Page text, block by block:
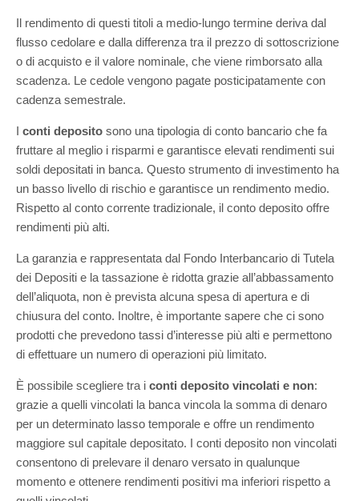
Il rendimento di questi titoli a medio-lungo termine deriva dal
flusso cedolare e dalla differenza tra il prezzo di sottoscrizione
o di acquisto e il valore nominale, che viene rimborsato alla
scadenza. Le cedole vengono pagate posticipatamente con
cadenza semestrale.
I conti deposito sono una tipologia di conto bancario che fa
fruttare al meglio i risparmi e garantisce elevati rendimenti sui
soldi depositati in banca. Questo strumento di investimento ha
un basso livello di rischio e garantisce un rendimento medio.
Rispetto al conto corrente tradizionale, il conto deposito offre
rendimenti più alti.
La garanzia e rappresentata dal Fondo Interbancario di Tutela
dei Depositi e la tassazione è ridotta grazie all’abbassamento
dell’aliquota, non è prevista alcuna spesa di apertura e di
chiusura del conto. Inoltre, è importante sapere che ci sono
prodotti che prevedono tassi d’interesse più alti e permettono
di effettuare un numero di operazioni più limitato.
È possibile scegliere tra i conti deposito vincolati e non:
grazie a quelli vincolati la banca vincola la somma di denaro
per un determinato lasso temporale e offre un rendimento
maggiore sul capitale depositato. I conti deposito non vincolati
consentono di prelevare il denaro versato in qualunque
momento e ottenere rendimenti positivi ma inferiori rispetto a